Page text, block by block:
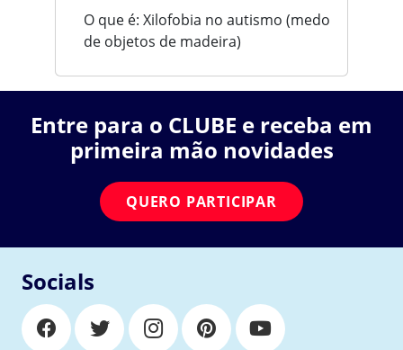
O que é: Xilofobia no autismo (medo
de objetos de madeira)
Entre para o CLUBE e receba em
primeira mão novidades
QUERO PARTICIPAR
Socials